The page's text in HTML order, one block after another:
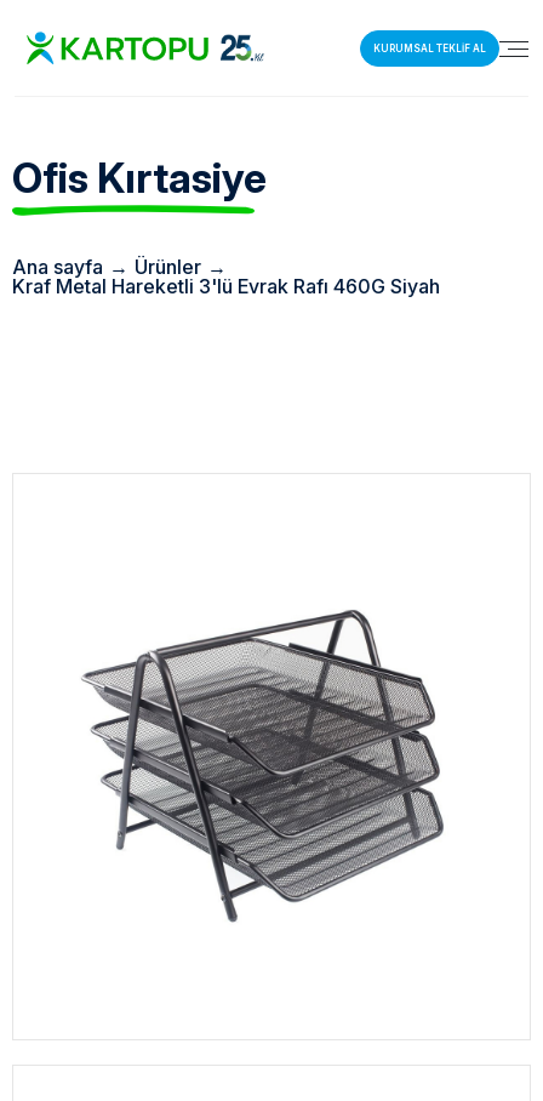
KURUMSAL TEKLİF AL
Ofis Kırtasiye
Ana sayfa → Ürünler →
Kraf Metal Hareketli 3'lü Evrak Rafı 460G Siyah